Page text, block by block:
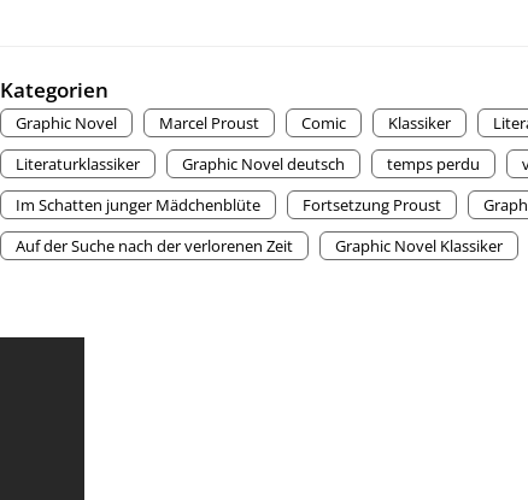
Kategorien
Graphic Novel Marcel Proust Comic Klassiker
Literaturklassiker
Graphic Novel deutsch temps perdu
Im Schatten junger Mädchenblüte
Fortsetzung Proust
Auf der Suche nach der verlorenen Zeit
Graphic Novel Klassiker